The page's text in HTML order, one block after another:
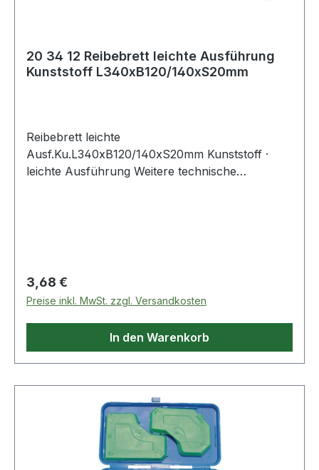
20 34 12 Reibebrett leichte Ausführung
Kunststoff L340xB120/140xS20mm
Reibebrett leichte
Ausf.Ku.L340xB120/140xS20mm Kunststoff ·
leichte Ausführung Weitere technische
Regulärer Preis:
3,68 €
Preise inkl. MwSt. zzgl. Versandkosten
In den Warenkorb